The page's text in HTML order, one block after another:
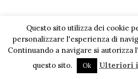
Questo sito utilizza dei cookie
personalizzare l'esperienza di
Continuando a navigare si autorizza
questo sito.
Ok Ulteriori